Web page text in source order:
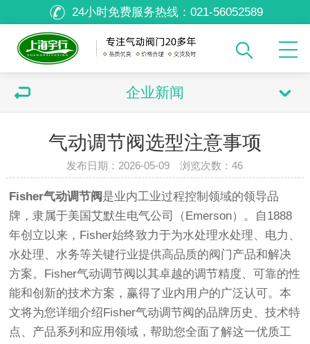
24小时免费服务热线： 021-56052589
企业新闻
气动调节阀选型注意事项
发布日期：2026-05-09 浏览次数：46
Fisher气动调节阀是业内工业过程控制领域的领导品
牌，隶属于美国艾默生电气公司（Emerson）。自1888
年创立以来，Fisher始终致力于为水处理水处理、电力、
水处理、水务等关键行业提供高品质的阀门产品和解决
方案。Fisher气动调节阀以其卓越的调节精度、可靠的性
能和创新的技术方案，赢得了业内用户的广泛认可。本
文将为您详细介绍Fisher气动调节阀的品牌历史、技术特
点、产品系列和应用领域，帮助您全面了解这一优质工